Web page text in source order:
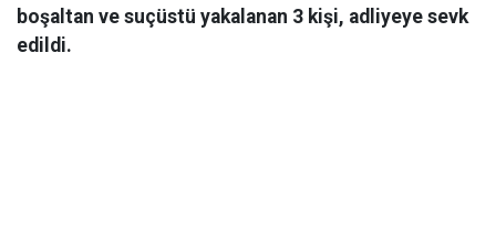
boşaltan ve suçüstü yakalanan 3 kişi, adliyeye sevk
edildi.